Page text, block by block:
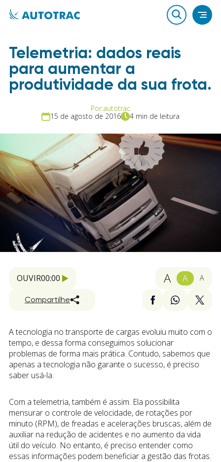
Telemetria: dados reais
para aumentar a
produtividade da sua frota.
Por:autotrac
15 de agosto de 2016
4 min de leitura
OUVIR00:00 A A A
Compartilhe
A tecnologia no transporte de cargas evoluiu muito com o
tempo, e dessa forma conseguimos solucionar
problemas de forma mais prática. Contudo, sabemos que
apenas a tecnologia não garante o sucesso, é preciso
saber usá-la.
Com a telemetria, também é assim. Ela possibilita
mensurar o controle de velocidade, de rotações por
minuto (RPM), de freadas e acelerações bruscas, além de
auxiliar na redução de acidentes e no aumento da vida
útil do veículo. No entanto, é preciso entender como
essas informações podem beneficiar a gestão das frotas.